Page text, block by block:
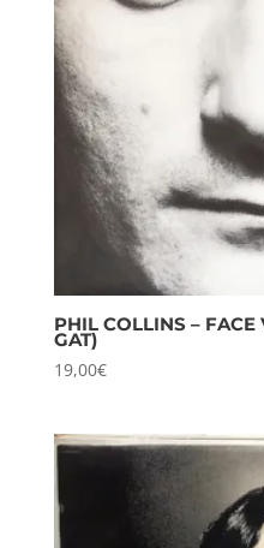
PHIL COLLINS –
GAT)
19,00€